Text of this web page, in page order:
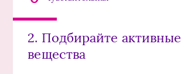
2. Подбирайте активные
вещества